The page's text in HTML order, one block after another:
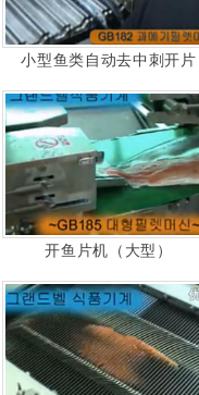
小型鱼类自动去中刺开片
开鱼片机（大型）